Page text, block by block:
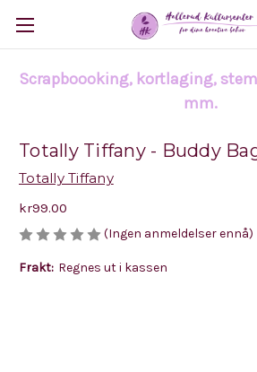
Scrapboooking, kortlaging,
mm.
Totally Tiffany - Buddy
Totally Tiffany
kr99.00
(Ingen anmeldelser ennå)
Frakt: Regnes ut i kassen